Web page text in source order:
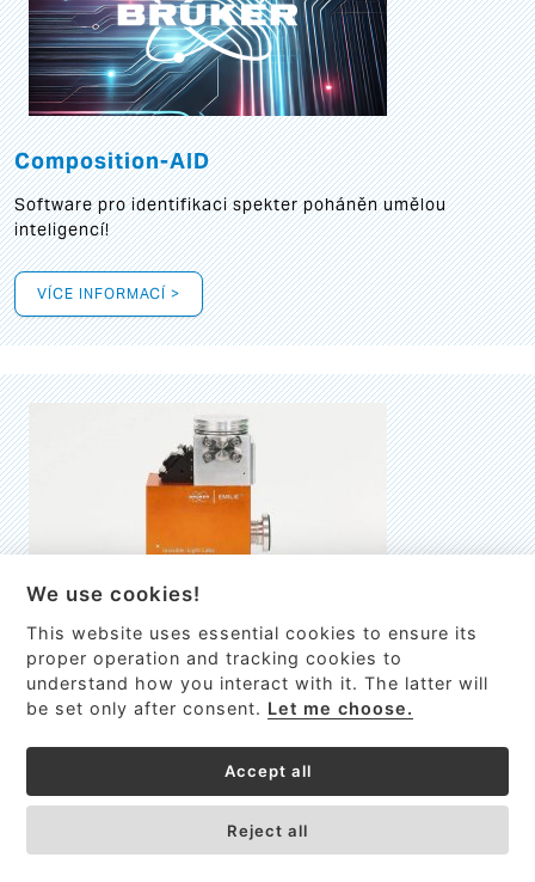
Composition-AID
Software pro identifikaci spekter poháněn umělou
inteligencí!
VÍCE INFORMACÍ >
EMILIE
První nano-elektro-mechanický (NEMS) FTIR analyzátor
We use cookies!
This website uses essential cookies to ensure its
proper operation and tracking cookies to
understand how you interact with it. The latter will
be set only after consent. Let me choose.
Accept all
Reject all